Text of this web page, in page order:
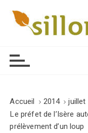
Accueil 2014 juillet
Le préfet de l’Isère
prélèvement d’un loup